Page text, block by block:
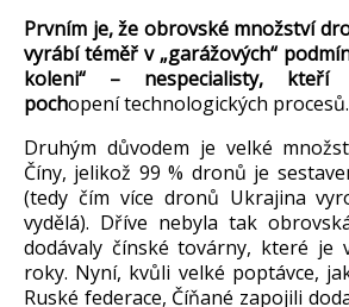
Prvním je,že obrovské množství
vyrábí téměř v „garážových“
koleni“ – nespecialisty, kteří
pochopení technologických procesů.
Druhým důvodem je velké mno
Číny, jelikož 99 % dronů je
(tedy čím více dronů Ukrajina
vydělá). Dříve nebyla tak
dodávaly čínské továrny, které je
roky. Nyní, kvůli velké poptávce,
Ruské federace, Číňané zapojili